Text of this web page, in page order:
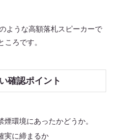
ような高額落札スピーカーで
ろです。
確認ポイント
環境にあったかどうか。
実に締まるか